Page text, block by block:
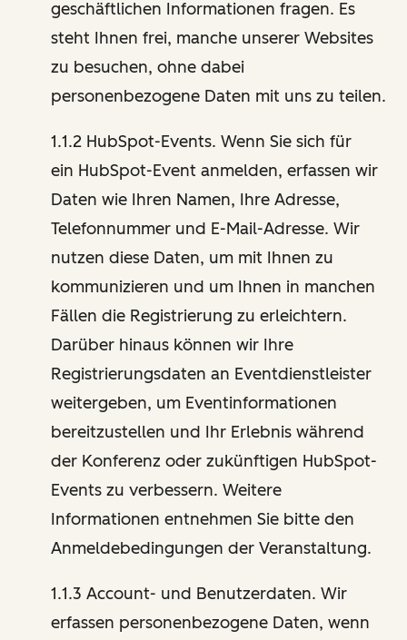
geschäftlichen Informationen fragen. Es
steht Ihnen frei, manche unserer Websites
zu besuchen, ohne dabei
personenbezogene Daten mit uns zu teilen.
1.1.2 HubSpot-Events. Wenn Sie sich für
ein HubSpot-Event anmelden, erfassen wir
Daten wie Ihren Namen, Ihre Adresse,
Telefonnummer und E-Mail-Adresse. Wir
nutzen diese Daten, um mit Ihnen zu
kommunizieren und um Ihnen in manchen
Fällen die Registrierung zu erleichtern.
Darüber hinaus können wir Ihre
Registrierungsdaten an Eventdienstleister
weitergeben, um Eventinformationen
bereitzustellen und Ihr Erlebnis während
der Konferenz oder zukünftigen HubSpot-
Events zu verbessern. Weitere
Informationen entnehmen Sie bitte den
Anmeldebedingungen der Veranstaltung.
1.1.3 Account- und Benutzerdaten. Wir
erfassen personenbezogene Daten, wenn